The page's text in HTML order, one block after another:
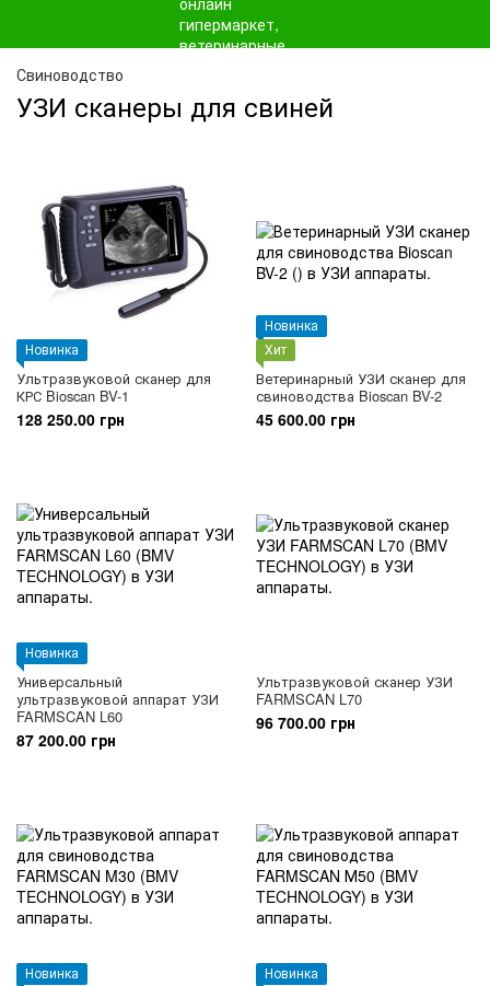
Свиноводство
УЗИ сканеры для свиней
Новинка
Ультразвуковой сканер для
КРС Bioscan BV-1
128 250.00 грн
Новинка
Хит
Ветеринарный УЗИ сканер для
свиноводства Bioscan BV-2
45 600.00 грн
Новинка
Универсальный
ультразвуковой аппарат УЗИ
FARMSCAN L60
87 200.00 грн
Ультразвуковой сканер УЗИ
FARMSCAN L70
96 700.00 грн
Новинка Новинка